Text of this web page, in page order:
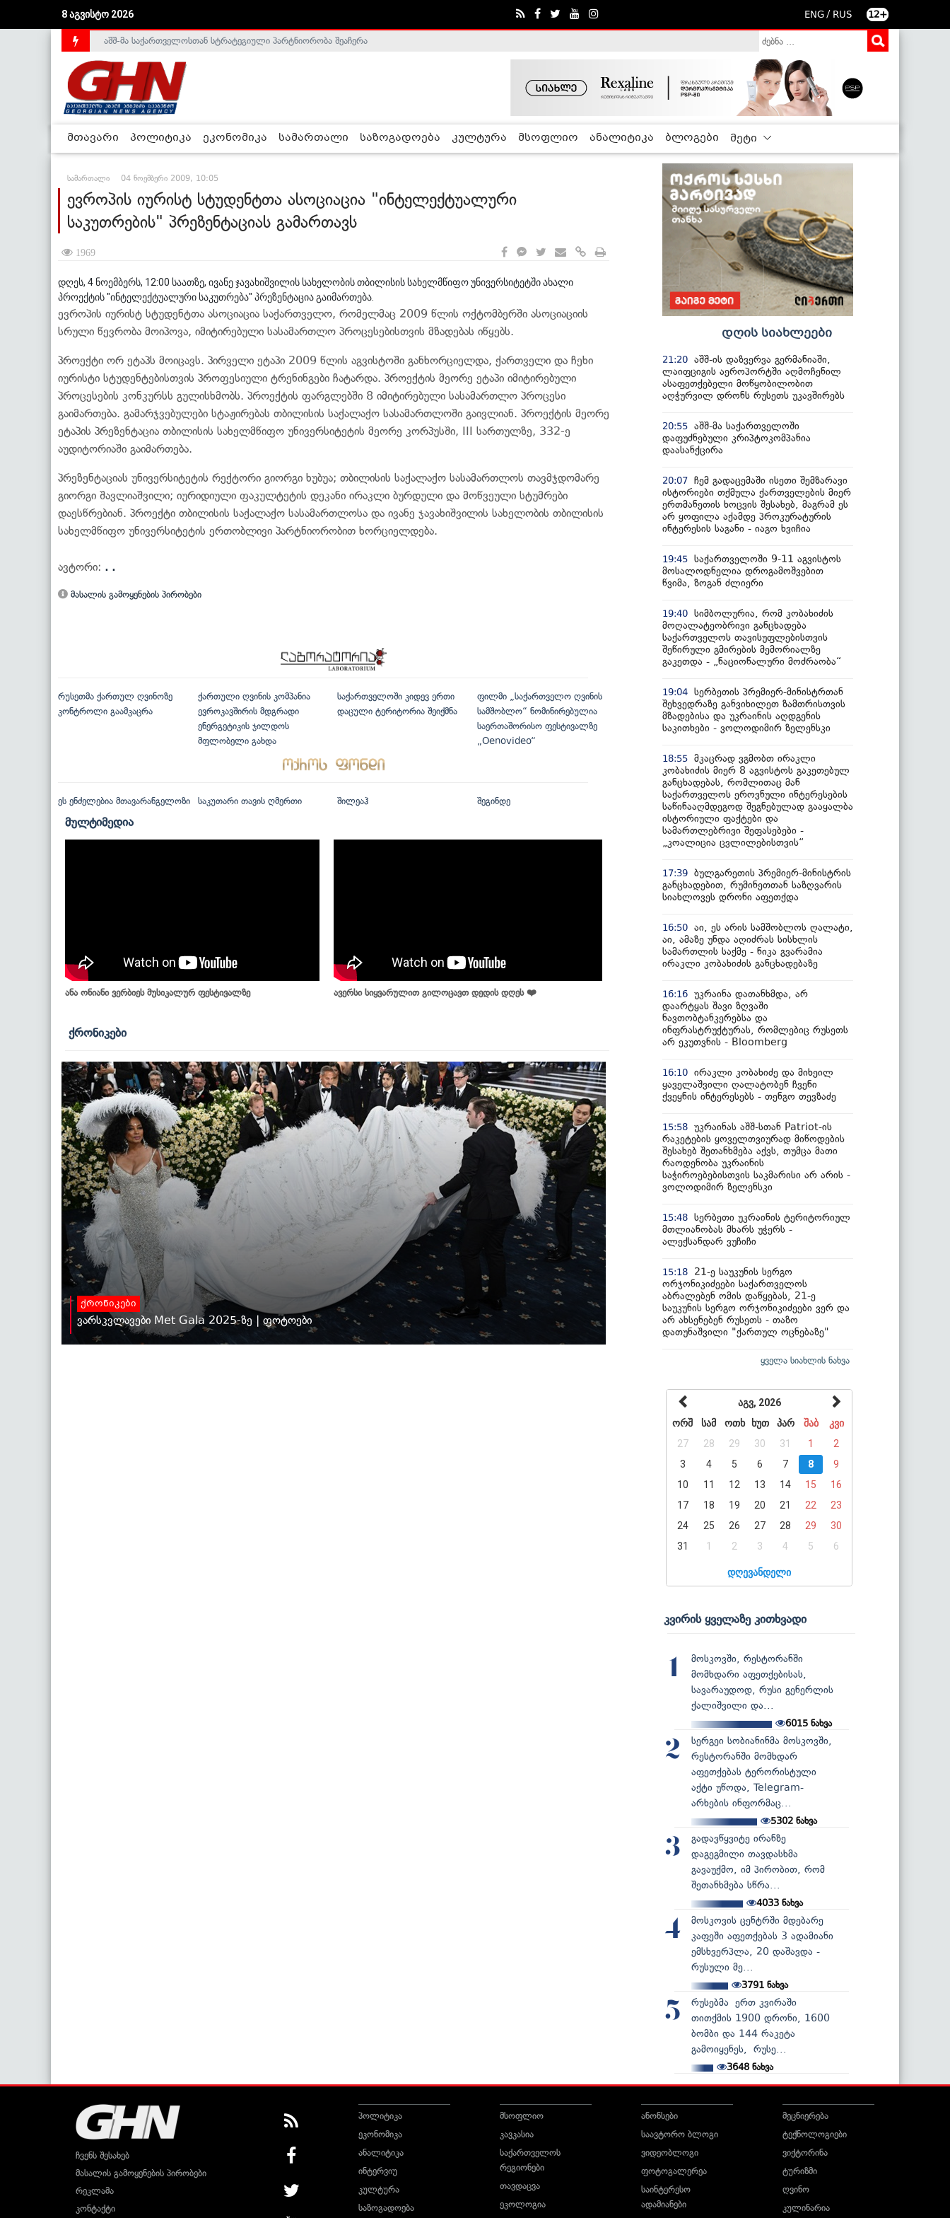
8 აგვისტო 2026 ENG / RUS 12+
საქართველოს დე-ფაქტო მთავრობა არალეგიტიმურია - ჰელსინკის კომისია
აშშ-მა საქართველოსთან სტრატეგიული პარტნიორობა შეაჩერა
მთავარი პოლიტიკა ეკონომიკა სამართალი საზოგადოება კულტურა მსოფლიო ანალიტიკა ბლოგები მეტი
სამართალი 04 ნოემბერი 2009, 10:05
ევროპის იურისტ სტუდენტთა ასოციაცია "ინტელექტუალური
საკუთრების" პრეზენტაციას გამართავს
1969
დღეს, 4 ნოემბერს, 12:00 საათზე, ივანე ჯავახიშვილის სახელობის თბილისის სახელმწიფო უნივერსიტეტში ახალი
პროექტის "ინტელექტუალური საკუთრება" პრეზენტაცია გაიმართება.
ევროპის იურისტ სტუდენტთა ასოციაცია საქართველო, რომელმაც 2009 წლის ოქტომბერში ასოციაციის
სრული წევრობა მოიპოვა, იმიტირებული სასამართლო პროცესებისთვის მზადებას იწყებს.
პროექტი ორ ეტაპს მოიცავს. პირველი ეტაპი 2009 წლის აგვისტოში განხორციელდა, ქართველი და ჩეხი
იურისტი სტუდენტებისთვის პროფესიული ტრენინგები ჩატარდა. პროექტის მეორე ეტაპი იმიტირებული
პროცესების კონკურსს გულისხმობს. პროექტის ფარგლებში 8 იმიტირებული სასამართლო პროცესი
გაიმართება. გამარჯვებულები სტაჟირებას თბილისის საქალაქო სასამართლოში გაივლიან. პროექტის მეორე
ეტაპის პრეზენტაცია თბილისის სახელმწიფო უნივერსიტეტის მეორე კორპუსში, III სართულზე, 332-ე
აუდიტორიაში გაიმართება.
პრეზენტაციას უნივერსიტეტის რექტორი გიორგი ხუბუა; თბილისის საქალაქო სასამართლოს თავმჯდომარე
გიორგი შავლიაშვილი; იურიდიული ფაკულტეტის დეკანი ირაკლი ბურდული და მოწვეული სტუმრები
დაესწრებიან. პროექტი თბილისის საქალაქო სასამართლოსა და ივანე ჯავახიშვილის სახელობის თბილისის
სახელმწიფო უნივერსიტეტის ერთობლივი პარტნიორობით ხორციელდება.
ავტორი: . .
მასალის გამოყენების პირობები
რუსეთმა ქართულ ღვინოზე
კონტროლი გაამკაცრა
ქართული ღვინის კომპანია
ევროკავშირის მდგრადი
ენერგეტიკის ჯილდოს
მფლობელი გახდა
საქართველოში კიდევ ერთი
დაცული ტერიტორია შეიქმნა
ფილმი „საქართველო ღვინის
სამშობლო“ ნომინირებულია
საერთაშორისო ფესტივალზე
„Oenovideo“
ეს ენძელებია მთავარანგელოზი საკუთარი თავის ღმერთი შილეაჰ შეგინდე
მულტიმედია
ანა ონიანი ვერბიეს მუსიკალურ ფესტივალზე ავერსი სიყვარულით გილოცავთ დედის დღეს ❤️
ქრონიკები
ქრონიკები
ვარსკვლავები Met Gala 2025-ზე | ფოტოები
დღის სიახლეები
21:20 აშშ-ის დაზვერვა გერმანიაში,
ლაიფციგის აეროპორტში აღმოჩენილ
ასაფეთქებელი მოწყობილობით
აღჭურვილ დრონს რუსეთს უკავშირებს
20:55 აშშ-მა საქართველოში
დაფუძნებული კრიპტოკომპანია
დაასანქცირა
20:07 ჩემ გადაცემაში ისეთი შემზარავი
ისტორიები თქმულა ქართველების მიერ
ერთმანეთის ხოცვის შესახებ, მაგრამ ეს
არ ყოფილა აქამდე პროკურატურის
ინტერესის საგანი - იაგო ხვიჩია
19:45 საქართველოში 9-11 აგვისტოს
მოსალოდნელია დროგამოშვებით
წვიმა, ზოგან ძლიერი
19:40 სიმბოლურია, რომ კობახიძის
მოღალატეობრივი განცხადება
საქართველოს თავისუფლებისთვის
შეწირული გმირების მემორიალზე
გაკეთდა - „ნაციონალური მოძრაობა“
19:04 სერბეთის პრემიერ-მინისტრთან
შეხვედრაზე განვიხილეთ ზამთრისთვის
მზადებისა და უკრაინის აღდგენის
საკითხები - ვოლოდიმირ ზელენსკი
18:55 მკაცრად ვგმობთ ირაკლი
კობახიძის მიერ 8 აგვისტოს გაკეთებულ
განცხადებას, რომლითაც მან
საქართველოს ეროვნული ინტერესების
საწინააღმდეგოდ შეგნებულად გააყალბა
ისტორიული ფაქტები და
სამართლებრივი შეფასებები -
„კოალიცია ცვლილებისთვის“
17:39 ბულგარეთის პრემიერ-მინისტრის
განცხადებით, რუმინეთთან საზღვარის
სიახლოვეს დრონი აფეთქდა
16:50 აი, ეს არის სამშობლოს ღალატი,
აი, ამაზე უნდა აღიძრას სისხლის
სამართლის საქმე - ნიკა გვარამია
ირაკლი კობახიძის განცხადებაზე
16:16 უკრაინა დათანხმდა, არ
დაარტყას შავი ზღვაში
ნავთობტანკერებსა და
ინფრასტრუქტურას, რომლებიც რუსეთს
არ ეკუთვნის - Bloomberg
16:10 ირაკლი კობახიძე და მიხეილ
ყაველაშვილი ღალატობენ ჩვენი
ქვეყნის ინტერესებს - თენგო თევზაძე
15:58 უკრაინას აშშ-სთან Patriot-ის
რაკეტების ყოველთვიურად მიწოდების
შესახებ შეთანხმება აქვს, თუმცა მათი
რაოდენობა უკრაინის
საჭიროებებისთვის საკმარისი არ არის -
ვოლოდიმირ ზელენსკი
15:48 სერბეთი უკრაინის ტერიტორიულ
მთლიანობას მხარს უჭერს -
ალექსანდარ ვუჩიჩი
15:18
21-ე საუკუნის სერგო
ორჯონიკიძეები საქართველოს
აბრალებენ ომის დაწყებას, 21-ე
საუკუნის სერგო ორჯონიკიძეები ვერ და
არ ახსენებენ რუსეთს - თაზო
დათუნაშვილი "ქართულ ოცნებაზე"
ყველა სიახლის ნახვა
აგვ, 2026
ორშ
სამ ოთხ ხუთ პარ შაბ
კვი
27
28 29 30 31 1
2
3
4 5 6 7 8
9
10
11 12 13 14 15
16
17
18 19 20 21 22
23
24
25 26 27 28 29
30
31
1 2 3 4 5 6
დღევანდელი
კვირის ყველაზე კითხვადი
1
მოსკოვში, რესტორანში
მომხდარი აფეთქებისას,
სავარაუდოდ, რუსი გენერლის
ქალიშვილი და...
6015 ნახვა
2
სერგეი სობიანინმა მოსკოვში,
რესტორანში მომხდარ
აფეთქებას ტერორისტული
აქტი უწოდა, Telegram-
არხების ინფორმაც...
5302 ნახვა
3
გადავწყვიტე ირანზე
დაგეგმილი თავდასხმა
გავაუქმო, იმ პირობით, რომ
შეთანხმება სწრა...
4033ნახვა
4
მოსკოვის ცენტრში მდებარე
კაფეში აფეთქებას 3 ადამიანი
ემსხვერპლა, 20 დაშავდა -
რუსული მე...
3791ნახვა
5
რუსებმა ერთ კვირაში
თითქმის 1900 დრონი, 1600
ბომბი და 144 რაკეტა
გამოიყენეს, რუსე...
3648 ნახვა
ჩვენს შესახებ
მასალის გამოყენების პირობები
რეკლამა
კონტაქტი
პოლიტიკა
ეკონომიკა
ანალიტიკა
ინტერვიუ
კულტურა
საზოგადოება
მსოფლიო
კავკასია
საქართველოს
რეგიონები
თავდაცვა
ეკოლოგია
ანონსები
საავტორო ბლოგი
ვიდეობლოგი
ფოტოგალერეა
საინტერესო
ადამიანები
მეცნიერება
ტექნოლოგიები
ვიქტორინა
ტურიზმი
ღვინო
კულინარია